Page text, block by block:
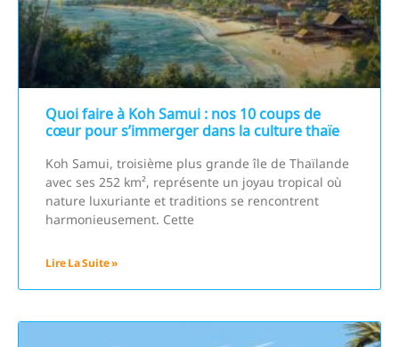
Quoi faire à Koh Samui : nos 10 coups de
cœur pour s’immerger dans la culture thaïe
Koh Samui, troisième plus grande île de Thaïlande
avec ses 252 km², représente un joyau tropical où
nature luxuriante et traditions se rencontrent
harmonieusement. Cette
Lire La Suite »